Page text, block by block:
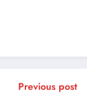
Previous post